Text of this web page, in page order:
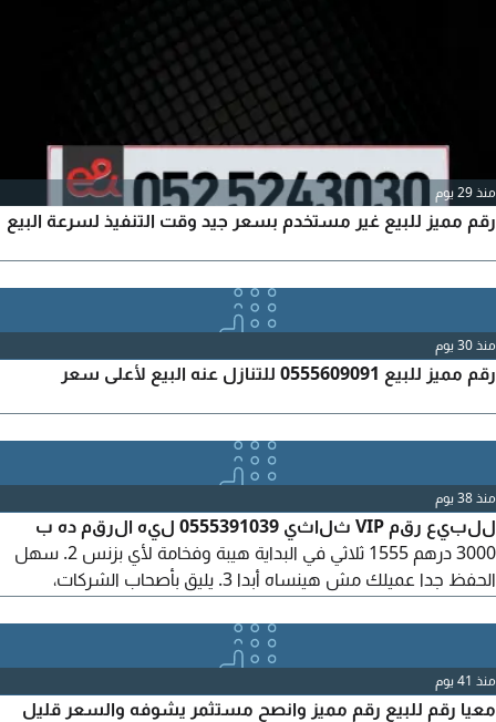
منذ 29 يوم
رقم مميز للبيع غير مستخدم بسعر جيد وقت التنفيذ لسرعة البيع
منذ 30 يوم
رقم مميز للبيع 0555609091 للتنازل عنه البيع لأعلى سعر
منذ 38 يوم
للبيع رقم VIP ثلاثي 0555391039 ليه الرقم ده ب
3000 درهم 1555 ثلاثي في البداية هيبة وفخامة لأي بزنس 2. سهل
الحفظ جدا عميلك مش هينساه أبدا 3. يليق بأصحاب الشركات،
خلال 10 دقائق السعر 3000 درهم كاش نهائي، بدون فصال الجاد
يتواصل واتساب فقط. الرقم مش هيقعد كثير
منذ 41 يوم
معيا رقم للبيع رقم مميز وانصح مستثمر يشوفه والسعر قليل